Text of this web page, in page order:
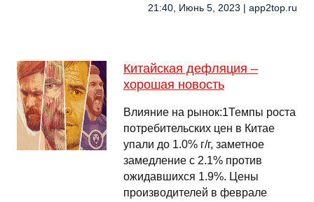
21:40, Июнь 5, 2023 | app2top.ru
Китайская дефляция –
хорошая новость
Влияние на рынок:1Темпы роста
потребительских цен в Китае
упали до 1.0% г/г, заметное
замедление с 2.1% против
ожидавшихся 1.9%. Цены
производителей в феврале